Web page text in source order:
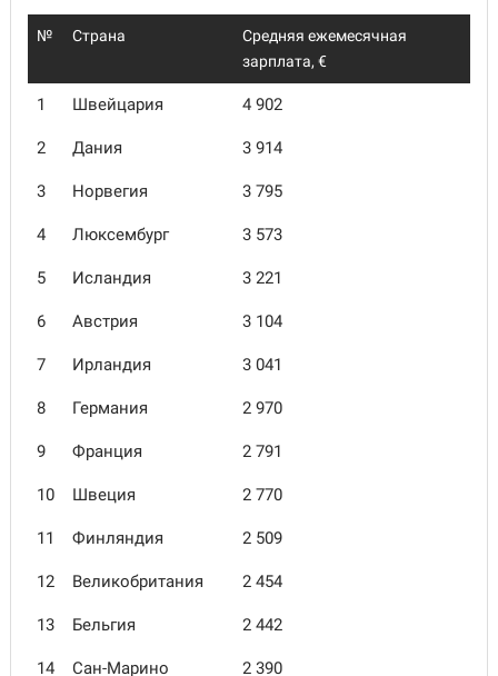
№ Страна
Средняя ежемесячная
зарплата, €
1 Швейцария 4 902
2 Дания 3 914
3 Норвегия 3 795
4 Люксембург 3 573
5 Исландия 3 221
6 Австрия 3 104
7 Ирландия 3 041
8 Германия 2 970
9 Франция 2 791
10 Швеция 2 770
11 Финляндия 2 509
12 Великобритания 2 454
13 Бельгия 2 442
14 Сан-Марино 2 390